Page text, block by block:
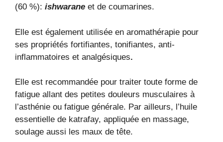
(60 %): ishwarane et de coumarines.
Elle est également utilisée en aromathérapie pour
ses propriétés fortifiantes, tonifiantes, anti-
inflammatoires et analgésiques.
Elle est recommandée pour traiter toute forme de
fatigue allant des petites douleurs musculaires à
l’asthénie ou fatigue générale. Par ailleurs, l’huile
essentielle de katrafay, appliquée en massage,
soulage aussi les maux de tête.